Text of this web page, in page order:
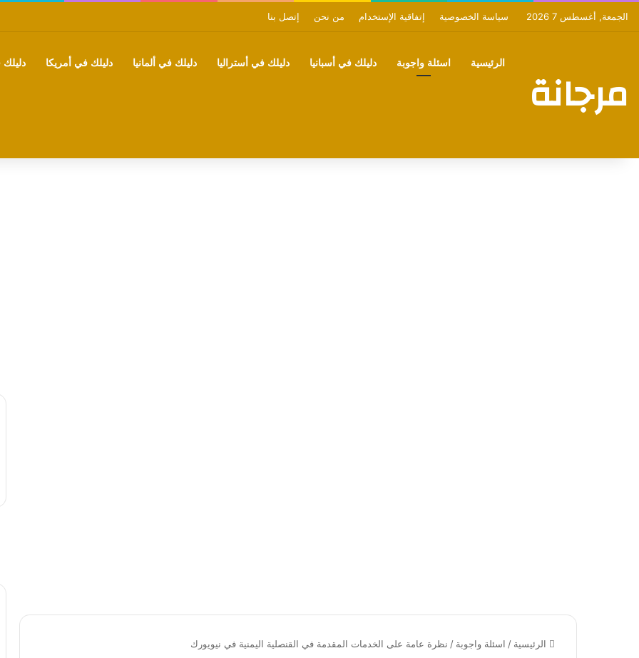
الجمعة, أغسطس 7 2026 سياسة الخصوصية إتفاقية الإستخدام من نحن إتصل بنا
مرجانة الرئيسية اسئلة واجوبة دليلك في أسبانيا دليلك في أستراليا دليلك في ألمانيا دليلك في أمريكا دليلك
الرئيسية / اسئلة واجوبة / نظرة عامة على الخدمات المقدمة في القنصلية اليمنية في نيويورك